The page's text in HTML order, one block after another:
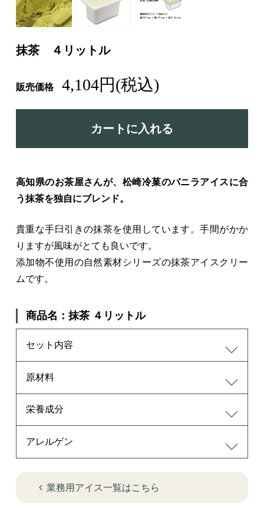
抹茶 ４リットル
販売価格 4,104円(税込)
カートに入れる
高知県のお茶屋さんが、松崎冷菓のバニラアイスに合
う抹茶を独自にブレンド。
貴重な手臼引きの抹茶を使用しています。手間がかか
りますが風味がとても良いです。
添加物不使用の自然素材シリーズの抹茶アイスクリー
ムです。
商品名：抹茶 ４リットル
セット内容
原材料
栄養成分
アレルゲン
業務用アイス一覧はこちら